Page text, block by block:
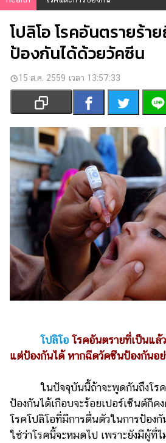
บอล
สด
เงิน
การ
บันเทิง
รูปภาพ
ดู
หนัง
Music
Station
ละคร
บันเทิง
ไตล์
วง
ผู้
หญิง
โปลิโอ โรคอันตรายร้า
ป้องกันได้ด้วยวัคซีน
15 ส.ค. 2559 เวลา 13:57:33
โปลิโอ โรคอันตรายที่เป็นแล้
แต่ป้องกันได้ หากฉีดวัคซีนป้องกันอ
ในปัจจุบันนี้ถ้าจะพูดกันถึงโรค
ป้องกันได้เกือบจะร้อยเปอร์เซ็นต์ก็ค
โรคโปลิโอที่มีการตื่นตัวในการป้องกั
ใช่ว่าโรคนี้จะหมดไป เพราะยังมีผู้ที่